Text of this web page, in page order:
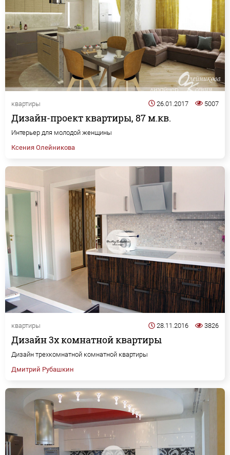
квартиры 26.01.2017 5007
Дизайн-проект квартиры, 87 м.кв.
Интерьер для молодой женщины
Ксения Олейникова
квартиры 28.11.2016 3826
Дизайн 3х комнатной квартиры
Дизайн трехкомнатной комнатной квартиры
Дмитрий Рубашкин